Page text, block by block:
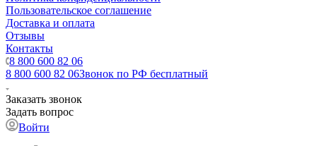
Пользовательское соглашение
Доставка и оплата
Отзывы
Контакты
8 800 600 82 06
8 800 600 82 06Звонок по РФ бесплатный
Заказать звонок
Задать вопрос
Войти